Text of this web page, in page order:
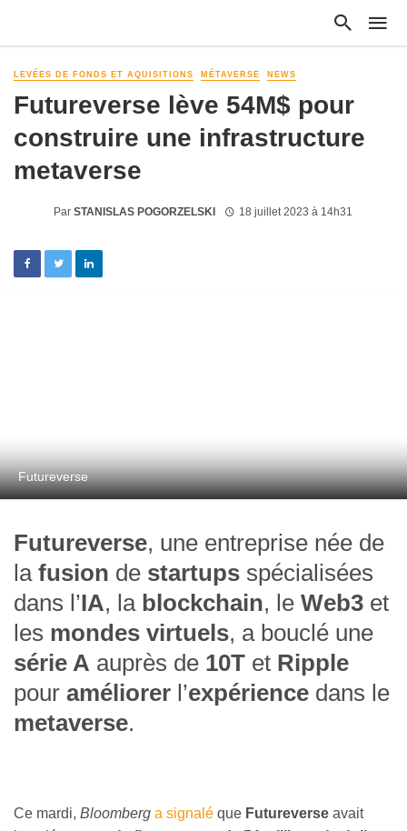
LEVÉES DE FONDS ET AQUISITIONS MÉTAVERSE NEWS
Futureverse lève 54M$ pour
construire une infrastructure
metaverse
Par STANISLAS POGORZELSKI 18 juillet 2023 à 14h31
Futureverse
Futureverse, une entreprise née de
la fusion de startups spécialisées
dans l’IA, la blockchain, le Web3 et
les mondes virtuels, a bouclé une
série A auprès de 10T et Ripple
pour améliorer l’expérience dans le
metaverse.
Ce mardi, Bloomberg a signalé que Futureverse avait